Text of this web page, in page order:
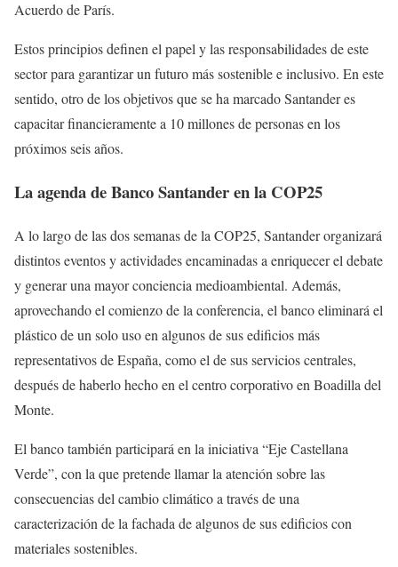
Acuerdo de París.
Estos principios definen el papel y las responsabilidades de este
sector para garantizar un futuro más sostenible e inclusivo. En este
sentido, otro de los objetivos que se ha marcado Santander es
capacitar financieramente a 10 millones de personas en los
próximos seis años.
La agenda de Banco Santander en la COP25
A lo largo de las dos semanas de la COP25, Santander organizará
distintos eventos y actividades encaminadas a enriquecer el debate
y generar una mayor conciencia medioambiental. Además,
aprovechando el comienzo de la conferencia, el banco eliminará el
plástico de un solo uso en algunos de sus edificios más
representativos de España, como el de sus servicios centrales,
después de haberlo hecho en el centro corporativo en Boadilla del
Monte.
El banco también participará en la iniciativa “Eje Castellana
Verde”, con la que pretende llamar la atención sobre las
consecuencias del cambio climático a través de una
caracterización de la fachada de algunos de sus edificios con
materiales sostenibles.